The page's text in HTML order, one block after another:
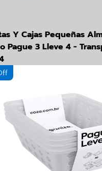
Y Cajas Pequeñas
Pague 3 Lleve 4 -